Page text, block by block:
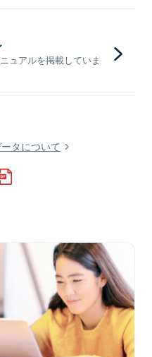
ュアルを掲載していま
タについて